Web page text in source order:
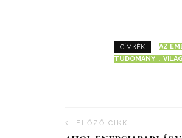
CÍMKÉK AZ
TUDOMÁNY
ELŐZŐ CIKK